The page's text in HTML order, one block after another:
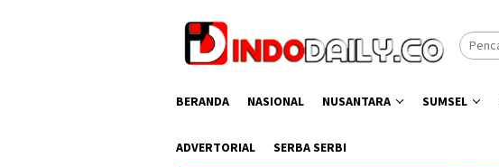
BERANDA NASIONAL NUSANTARA SUMSEL
ADVERTORIAL SERBA SERBI